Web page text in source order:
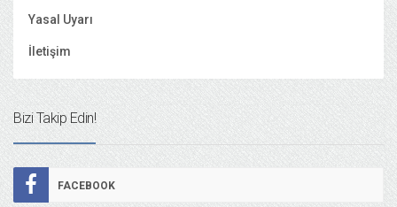
Yasal Uyarı
İletişim
Bizi Takip Edin!
FACEBOOK